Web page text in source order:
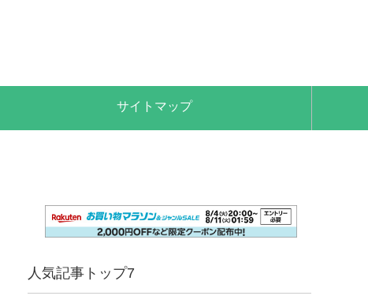
サイトマップ
人気記事トップ7